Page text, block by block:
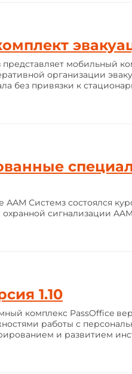
мобильный
организации
без привязки к
ААМ Системз состоялся
сигнализации
1.10
комплекс PassOffice
работы с
и развитием